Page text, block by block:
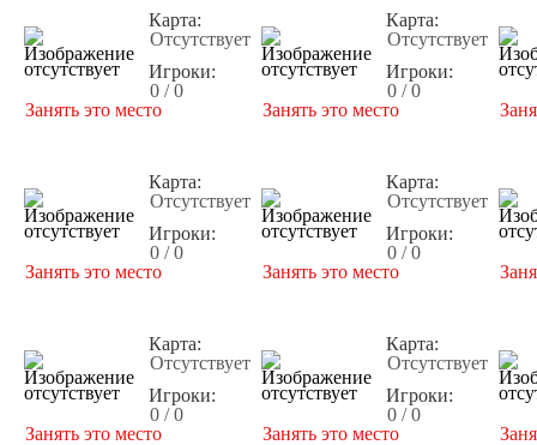
Карта:
Отсутствует
Игроки:
0 / 0
Занять это место
Карта:
Отсутствует
Игроки:
0 / 0
Занять это место
Карта:
Отсутствует
Игроки:
0 / 0
Занять это место
Карта:
Отсутствует
Игроки:
0 / 0
Занять это место
Карта:
Отсутствует
Игроки:
0 / 0
Занять это место
Карта:
Отсутствует
Игроки:
0 / 0
Занять это место